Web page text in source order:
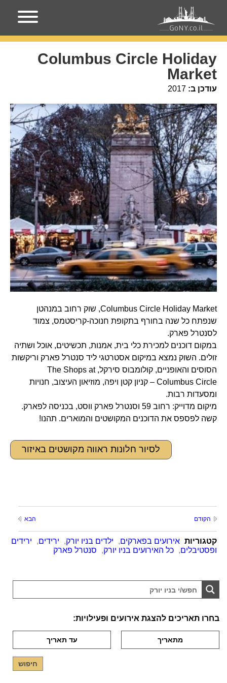
עמוד הבית אירועים בניו-יורק
Market
Columbus Circle Holiday
Market
עודכן ב: 2017
Columbus Circle Holiday Market, שוק רחוב במנהטן
שנפתח כל שנה בחורף בתקופת חנוכה-קריסטמס, צמוד
לסנטרל פארק.
במקום דוכנים למכירת כלי בית, אמנות, תכשיטים, אוכל ושתיה
זולים. השוק נמצא במיקום אסטרטגי ליד סנטרל פארק וריקשות
הסוסים והאופניים, קולומבוס סירקל, The Shops at
Columbus Circle – קניון קטן ויפה, מוזיאון העיצוב, חנויות
ומסעדות רבות.
מיקום מדוייק: רחוב 59 וסנטרל פארק ווסט, בכניסה לפארק.
קשה לפספס את הדוכנים המקושטים והמוארים. תהנו!
לסיור חלונות ראווה מקושטים באיזור
הקודם הבא
קטגוריות אירועים בפארקים, ילדים בניו יורק, ירידים,
ירידים
ופסטיבלים, כל האירועים בניו יורק, סנטרל פארק
בחרו תאריכים להצגת אירועים ופעילויות: